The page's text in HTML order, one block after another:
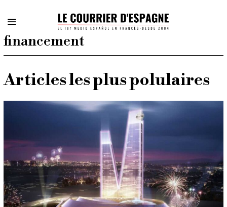
financement
Articles les plus polulaires